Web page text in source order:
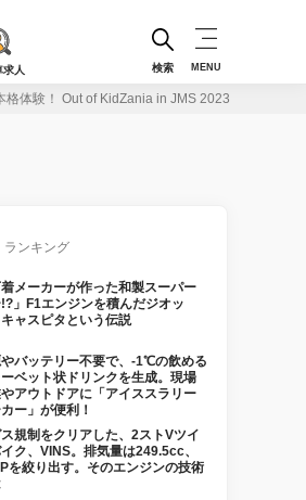
求人 検索 MENU
格体験！ Out of KidZania in JMS 2023
ランキング
着メーカーが作った和製スーパー
」F1エンジンを積んだジオッ
キャスピタという伝説
バッテリー不要で、-1℃の飲める
ベット状ドリンクを生成。現場
アウトドアに「アイススラリー
ー」が便利！
規制をクリアした、2ストVツイ
ク、VINS。排気量は249.5cc、
を絞り出す。そのエンジンの技術